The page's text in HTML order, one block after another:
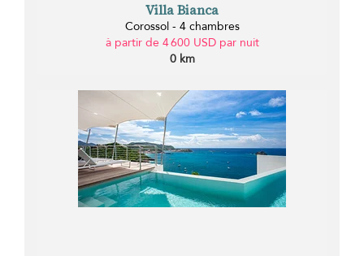
Villa Bianca
Corossol - 4 chambres
à partir de 4 600 USD par nuit
0 km